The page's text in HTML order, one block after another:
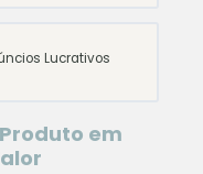
Lucrativos
em